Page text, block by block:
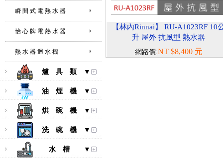
瞬 間 式 電 熱 水 器
怡 心 牌 電 熱 水 器
熱 水 器 迴 水 機
爐 具 類 ▼
油 煙 機 ▼
烘 碗 機 ▼
洗 碗 機 ▼
水 槽 ▼
【林內Rinnai】 RU-A1023RF 10
升 屋外 抗風型 熱水器
網路價:NT $8,400 元